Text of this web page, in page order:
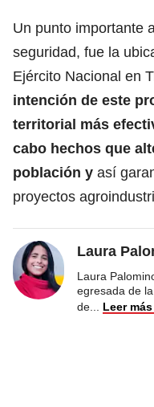
Un punto importante
seguridad, fue la
Ejército Nacional en
intención de este
territorial más
cabo hechos que
población y así
proyectos
Laura
Laura
egresada de
de
Leer más